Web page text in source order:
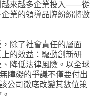
越來越多企業投入——從
業的領導品牌紛紛將數
除了社會責任的層面
上的效益：驅動創新研
降低法律風險。以全球
障礙的爭議不僅要付出
公司徹底改變其數位策